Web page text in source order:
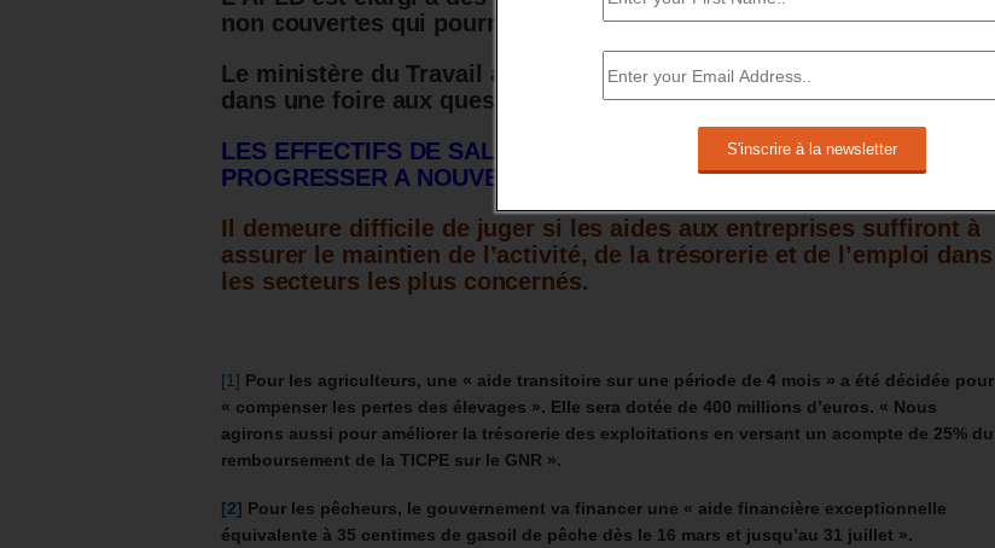
non couvertes qui pourront signer des Accords jusqu’à la fin 2022.
Le ministère du Travail apporte des réponses sur les modalités
dans une foire aux questions
sur son site[7].
LES EFFECTIFS DE SALARIES EN CHÔMAGE PARTIEL DEVRAIENT
PROGRESSER A NOUVEAU.
Il demeure difficile de juger si les aides aux entreprises suffiront à
assurer le maintien de l’activité, de la trésorerie et de l’emploi dans
les secteurs les plus concernés.
[1] Pour les agriculteurs, une « aide transitoire sur une période de 4 mois » a été décidée pour
« compenser les pertes des élevages ». Elle sera dotée de 400 millions d’euros. « Nous
agirons aussi pour améliorer la trésorerie des exploitations en versant un acompte de 25% du
remboursement de la TICPE sur le GNR ».
[2] Pour les pêcheurs, le gouvernement va financer une « aide financière exceptionnelle
équivalente à 35 centimes de gasoil de pêche dès le 16 mars et jusqu’au 31 juillet ».